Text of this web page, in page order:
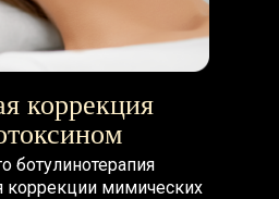
ботулинотерапия
коррекции мимических
коррекция